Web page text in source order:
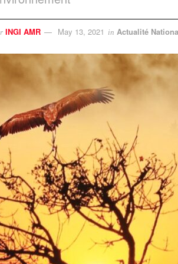
INGI AMR May 13, 2021 in Actualité